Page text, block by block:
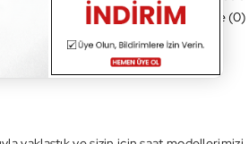
Değerlendirme (0)